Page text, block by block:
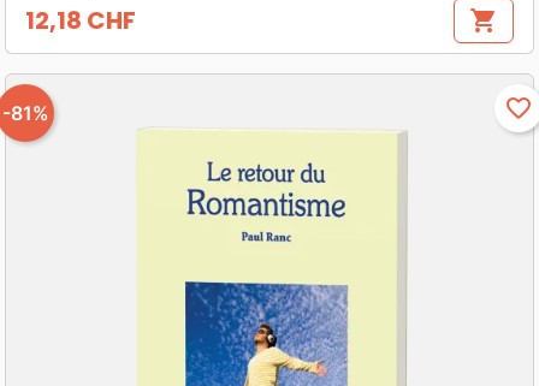
Prix
12,18 CHF shopping_cart
-81% favorite_border